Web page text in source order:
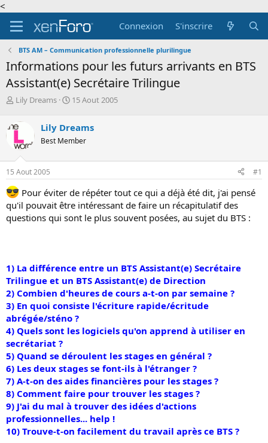
<
Connexion
S'inscrire
BTS AM – Communication professionnelle plurilingue
Informations pour les futurs arrivants en BTS
Assistant(e) Secrétaire Trilingue
A
e
u
d
e
l
a
d
i
s
i
o
n
Lily Dreams
D
e
d
d
u
t
15 Aout 2005
Lily Dreams
Best Member
15 Aout 2005 #1
Pour éviter de répéter tout ce qui a déjà été dit, j'ai pensé
qu'il pouvait être intéressant de faire un récapitulatif des
questions qui sont le plus souvent posées, au sujet du BTS :
1) La différence entre un BTS Assistant(e) Secrétaire
Trilingue et un BTS Assistant(e) de Direction
2) Combien d'heures de cours a-t-on par semaine ?
3) En quoi consiste l'écriture rapide/écritude
abrégée/sténo ?
4) Quels sont les logiciels qu'on apprend à utiliser en
secrétariat ?
5) Quand se déroulent les stages en général ?
6) Les deux stages se font-ils à l'étranger ?
7) A-t-on des aides financières pour les stages ?
8) Comment faire pour trouver les stages ?
9) J'ai du mal à trouver des idées d'actions
professionnelles... help !
10) Trouve-t-on facilement du travail après ce BTS ?